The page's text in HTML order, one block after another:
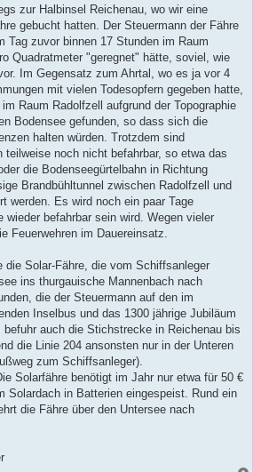
zur Halbinsel Reichenau, wo wir eine
gebucht hatten. Der Steuermann der Fähre
Tag zuvor binnen 17 Stunden im Raum
Quadratmeter "geregnet" hätte, soviel, wie
Im Gegensatz zum Ahrtal, wo es ja vor 4
mit vielen Todesopfern gegeben hatte,
Raum Radolfzell aufgrund der Topographie
Bodensee gefunden, so dass sich die
halten würden. Trotzdem sind
teilweise noch nicht befahrbar, so etwa das
die Bodenseegürtelbahn in Richtung
Brandbühltunnel zwischen Radolfzell und
werden. Es wird noch ein paar Tage
wieder befahrbar sein wird. Wegen vieler
Feuerwehren im Dauereinsatz.
die Solar-Fähre, die vom Schiffsanleger
ins thurgauische Mannenbach nach
die der Steuermann auf den im
Inselbus und das 1300 jährige Jubiläum
auch die Stichstrecke in Reichenau bis
die Linie 204 ansonsten nur in der Unteren
zum Schiffsanleger).
Solarfähre benötigt im Jahr nur etwa für 50 €
Solardach in Batterien eingespeist. Rund ein
die Fähre über den Untersee nach